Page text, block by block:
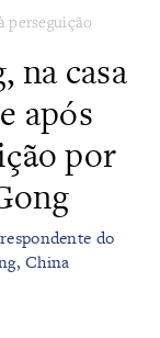
perseguição
na casa
após
por
do
China